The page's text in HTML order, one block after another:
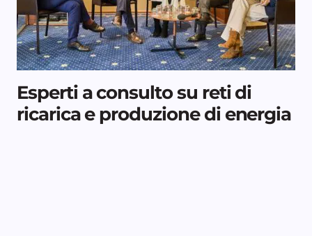
Esperti a consulto su reti di
ricarica e produzione di energia